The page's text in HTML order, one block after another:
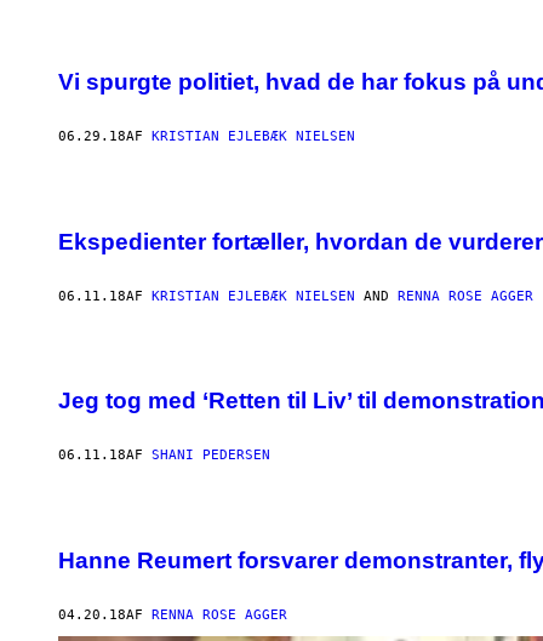
Vi spurgte politiet, hvad de har fokus på
06.29.18AF KRISTIAN EJLEBÆK NIELSEN
Ekspedienter fortæller, hvordan de
06.11.18AF KRISTIAN EJLEBÆK NIELSEN AND RENNA ROSE AGGER
Jeg tog med ‘Retten til Liv’ til
06.11.18AF SHANI PEDERSEN
Hanne Reumert forsvarer demonstranter,
04.20.18AF RENNA ROSE AGGER